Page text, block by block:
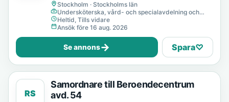
Stockholm · Stockholms län
Undersköterska, vård- och specialavdelning och
mottagning
Heltid, Tills vidare
Ansök före 16 aug. 2026
Se annons→ Spara♡
RS
Samordnare till Beroendecentrum
avd. 54